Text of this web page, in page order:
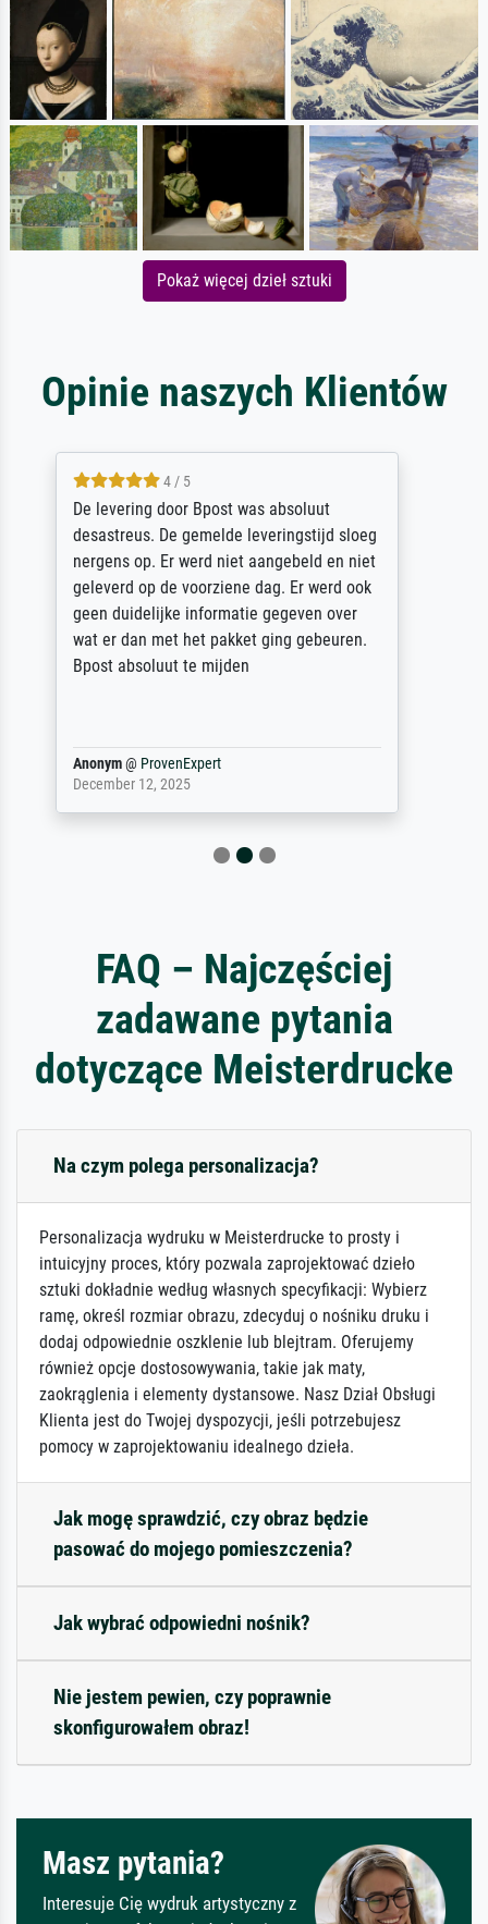
Pokaż więcej dzieł sztuki
Opinie naszych Klientów
5 / 5
Sehr gute Qualität des Leinwanddrucks und
des Rahmens! Unser Bild wurde sehr
sorgfältig und sicher verpackt, so dass es
unbeschadet bei uns ankam. Es wird nicht
unser letzter Meisterdruck sein. Vielen
Dank!
Reinhold,@ProvenExpert
April 22, 2026
FAQ – Najczęściej
zadawane pytania
dotyczące Meisterdrucke
Na czym polega personalizacja?
Personalizacja wydruku w Meisterdrucke to prosty i
intuicyjny proces, który pozwala zaprojektować dzieło
sztuki dokładnie według własnych specyfikacji: Wybierz
ramę, określ rozmiar obrazu, zdecyduj o nośniku druku i
dodaj odpowiednie oszklenie lub blejtram. Oferujemy
również opcje dostosowywania, takie jak maty,
zaokrąglenia i elementy dystansowe. Nasz Dział Obsługi
Klienta jest do Twojej dyspozycji, jeśli potrzebujesz
pomocy w zaprojektowaniu idealnego dzieła.
Jak mogę sprawdzić, czy obraz będzie
pasować do mojego pomieszczenia?
Jak wybrać odpowiedni nośnik?
Nie jestem pewien, czy poprawnie
skonfigurowałem obraz!
Masz pytania?
Interesuje Cię wydruk artystyczny z